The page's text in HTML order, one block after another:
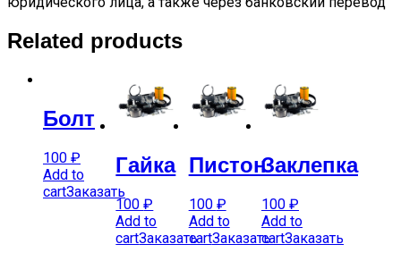
Related products
Болт
100 ₽
Add to
cartЗаказать
Гайка
100₽
Add to
cartЗаказать
Пистон
100 ₽
Add to
cartЗаказать
Заклепка
100 ₽
Add to
cartЗаказать